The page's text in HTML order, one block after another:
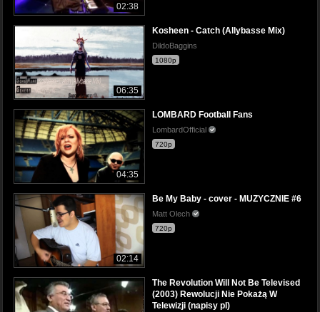
02:38
06:35
Kosheen - Catch (Allybasse Mix)
DildoBaggins
1080p
04:35
LOMBARD Football Fans
LombardOfficial
720p
02:14
Be My Baby - cover - MUZYCZNIE #6
Matt Olech
720p
The Revolution Will Not Be Televised
(2003) Rewolucji Nie Pokażą W
Telewizji (napisy pl)